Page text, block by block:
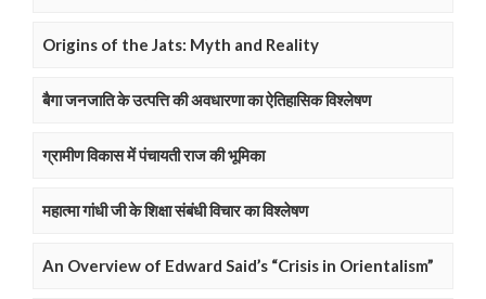
Origins of the Jats: Myth and Reality
बैगा जनजाति के उत्पत्ति की अवधारणा का ऐतिहासिक विश्लेषण
ग्रामीण विकास में पंचायती राज की भूमिका
महात्मा गांधी जी के शिक्षा संबंधी विचार का विश्लेषण
An Overview of Edward Said’s “Crisis in Orientalism”